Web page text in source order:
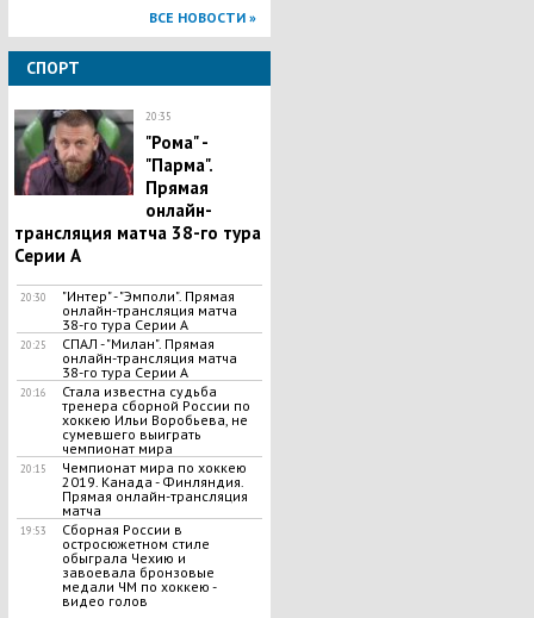
ВСЕ НОВОСТИ »
СПОРТ
20:35
"Рома" -
"Парма".
Прямая
онлайн-
трансляция матча 38-го тура
Серии А
20:30
"Интер" - "Эмполи". Прямая
онлайн-трансляция матча
38-го тура Серии А
20:25
СПАЛ - "Милан". Прямая
онлайн-трансляция матча
38-го тура Серии А
20:16
Стала известна судьба
тренера сборной России по
хоккею Ильи Воробьева, не
сумевшего выиграть
чемпионат мира
20:15
Чемпионат мира по хоккею
2019. Канада - Финляндия.
Прямая онлайн-трансляция
матча
19:53
Сборная России в
остросюжетном стиле
обыграла Чехию и
завоевала бронзовые
медали ЧМ по хоккею -
видео голов